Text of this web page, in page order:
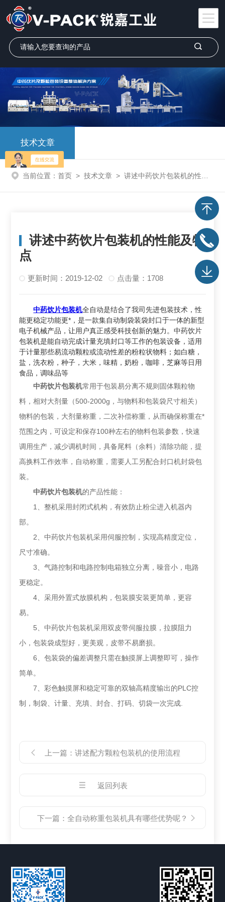
技术文章
当前位置： 首页 > 技术文章 > 讲述中药饮片包装机的性能及特点
讲述中药饮片包装机的性能及特
点
更新时间：2019-12-02 点击量：1708
中药饮片包装机全自动是结合了我司先进包装技术，性
能更稳定功能更*，是一款集自动制袋装袋封口于一体的新型
电子机械产品，让用户真正感受科技创新的魅力。中药饮片
包装机是能自动完成计量充填封口等工作的包装设备，适用
于计量那些易流动颗粒或流动性差的粉粒状物料；如白糖，
盐，洗衣粉，种子，大米，味精，奶粉，咖啡，芝麻等日用
食品，调味品等
中药饮片包装机常用于包装易分离不规则固体颗粒物
料，相对大剂量（500-2000g，与物料和包装袋尺寸相关）
物料的包装，大剂量称重，二次补偿称重，从而确保称重在*
范围之内，可设定和保存100种左右的物料包装参数，快速
调用生产，减少调机时间，具备尾料（余料）清除功能，提
高换料工作效率，自动称重，需要人工另配合封口机封袋包
装。
中药饮片包装机的产品性能：
1、整机采用封闭式机构，有效防止粉尘进入机器内
部。
2、中药饮片包装机采用伺服控制，实现高精度定位，
尺寸准确。
3、气路控制和电路控制电箱独立分离，噪音小，电路
更稳定。
4、采用外置式放膜机构，包装膜安装更简单，更容
易。
5、中药饮片包装机采用双皮带伺服拉膜，拉膜阻力
小，包装袋成型好，更美观，皮带不易磨损。
6、包装袋的偏差调整只需在触摸屏上调整即可，操作
简单。
7、彩色触摸屏和稳定可靠的双轴高精度输出的PLC控
制，制袋、计量、充填、封合、打码、切袋一次完成.
上一篇： 讲述配方颗粒包装机的使用流程
返回列表
下一篇： 全自动称重包装机具有哪些优势呢？